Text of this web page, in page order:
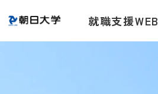
就職支援WEB